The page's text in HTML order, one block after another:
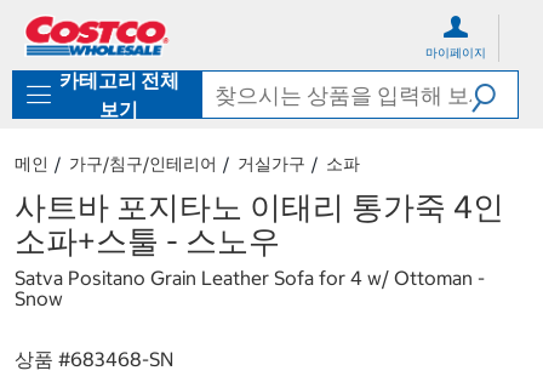
로
기
가
마이페이지
카테고리 전체
보기
메인 가구/침구/인테리어 거실가구 소파
사트바 포지타노 이태리 통가죽 4인
소파+스툴 - 스노우
Satva Positano Grain Leather Sofa for 4 w/ Ottoman -
Snow
상품 #683468-SN